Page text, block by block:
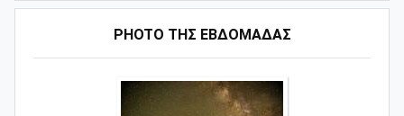
PHOTO ΤΗΣ ΕΒΔΟΜΑΔΑΣ